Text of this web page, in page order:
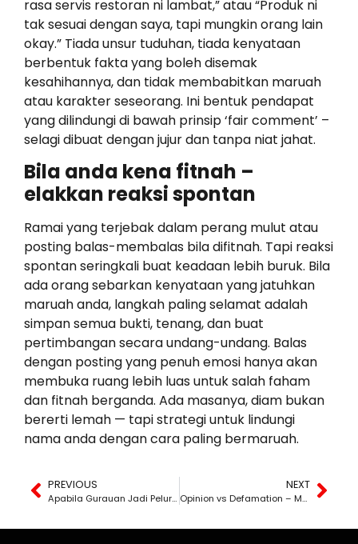
rasa servis restoran ni lambat,” atau “Produk ni
tak sesuai dengan saya, tapi mungkin orang lain
okay.” Tiada unsur tuduhan, tiada kenyataan
berbentuk fakta yang boleh disemak
kesahihannya, dan tidak membabitkan maruah
atau karakter seseorang. Ini bentuk pendapat
yang dilindungi di bawah prinsip ‘fair comment’ –
selagi dibuat dengan jujur dan tanpa niat jahat.
Bila anda kena fitnah –
elakkan reaksi spontan
Ramai yang terjebak dalam perang mulut atau
posting balas-membalas bila difitnah. Tapi reaksi
spontan seringkali buat keadaan lebih buruk. Bila
ada orang sebarkan kenyataan yang jatuhkan
maruah anda, langkah paling selamat adalah
simpan semua bukti, tenang, dan buat
pertimbangan secara undang-undang. Balas
dengan posting yang penuh emosi hanya akan
membuka ruang lebih luas untuk salah faham
dan fitnah berganda. Ada masanya, diam bukan
bererti lemah — tapi strategi untuk lindungi
nama anda dengan cara paling bermaruah.
PREVIOUS
Apabila Gurauan Jadi Peluru Undang-Undang
NEXT
Opinion vs Defamation – Most People Still Don’t Get It